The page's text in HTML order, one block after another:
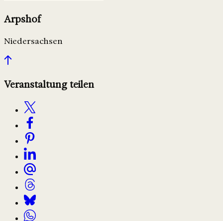
Arpshof
Niedersachsen
Veranstaltung teilen